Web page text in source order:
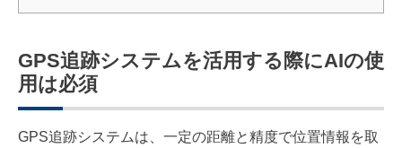
GPS追跡システムを活用する際にAIの使
用は必須
GPS追跡システムは、一定の距離と精度で位置情報を取